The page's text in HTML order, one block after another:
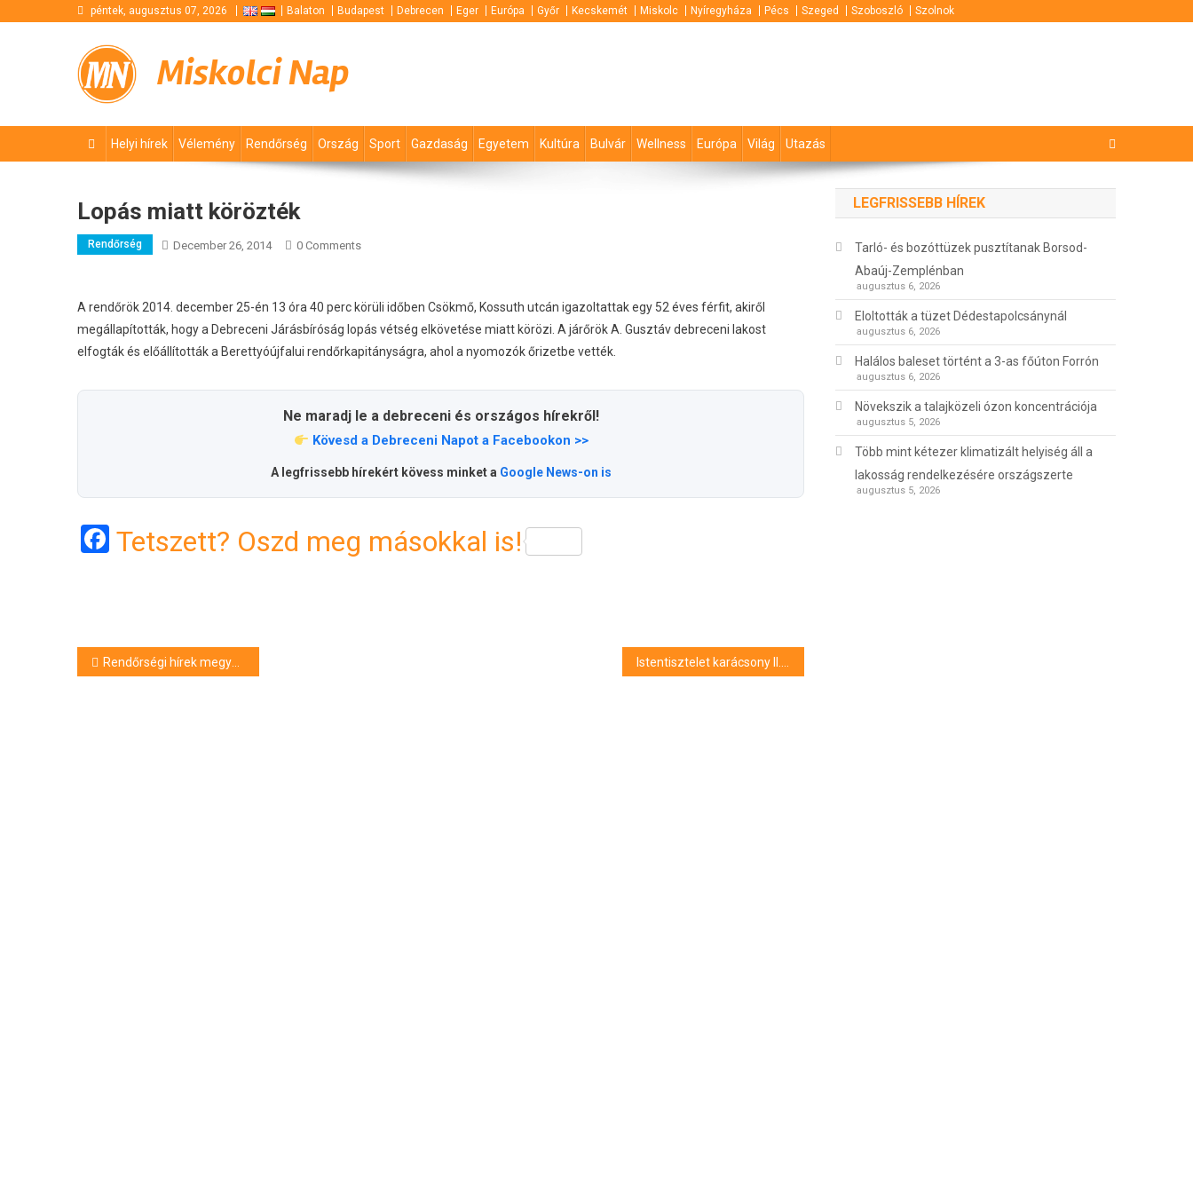
péntek, augusztus 07, 2026 Balaton Budapest Debrecen Eger Európa Győr Kecskemét Miskolc Nyíregyháza Pécs Szeged Szoboszló Szolnok
Miskolci Nap
Helyi hírek Vélemény Rendőrség Ország Sport Gazdaság Egyetem Kultúra Bulvár Wellness Európa Világ Utazás
Lopás miatt körözték
Rendőrség December 26, 2014 0 Comments
A rendőrök 2014. december 25-én 13 óra 40 perc körüli időben Csökmő, Kossuth utcán igazoltattak egy 52 éves férfit, akiről
megállapították, hogy a Debreceni Járásbíróság lopás vétség elkövetése miatt körözi. A járőrök A. Gusztáv debreceni lakost
elfogták és előállították a Berettyóújfalui rendőrkapitányságra, ahol a nyomozók őrizetbe vették.
Ne maradj le a debreceni és országos hírekről!
Kövesd a Debreceni Napot a Facebookon >>
A legfrissebb hírekért kövess minket a Google News-on is
Facebook
Tetszett? Oszd meg másokkal is!
Bejegyzés
Rendőrségi hírek megyénkből
LEGFRISSEBB HÍREK
Tarló- és bozóttüzek pusztítanak Borsod-
Abaúj-Zemplénban
augusztus 6, 2026
Eloltották a tüzet Dédestapolcsánynál
augusztus 6, 2026
Halálos baleset történt a 3-as főúton Forrón
augusztus 6, 2026
Növekszik a talajközeli ózon koncentrációja
augusztus 5, 2026
Több mint kétezer klimatizált helyiség áll a
lakosság rendelkezésére országszerte
augusztus 5, 2026